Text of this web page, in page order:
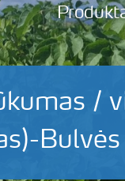
/
Bulvės